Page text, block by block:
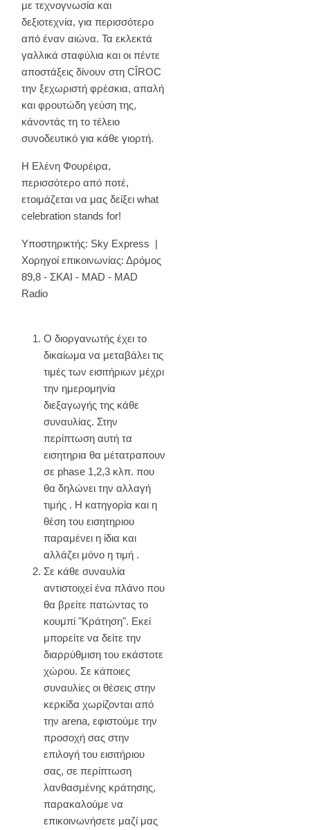
με τεχνογνωσία και
δεξιοτεχνία, για περισσότερο
από έναν αιώνα. Τα εκλεκτά
γαλλικά σταφύλια και οι πέντε
αποστάξεις δίνουν στη CÎROC
την ξεχωριστή φρέσκια, απαλή
και φρουτώδη γεύση της,
κάνοντάς τη το τέλειο
συνοδευτικό για κάθε γιορτή.
Η Ελένη Φουρέιρα,
περισσότερο από ποτέ,
ετοιμάζεται να μας δείξει what
celebration stands for!
Υποστηρικτής: Sky Express |
Χορηγοί επικοινωνίας: Δρόμος
89,8 - ΣΚΑΙ - MAD - MAD
Radio
Ο διοργανωτής έχει το
δικαίωμα να μεταβάλει τις
τιμές των εισιτήριων μέχρι
την ημερομηνία
διεξαγωγής της κάθε
συναυλίας. Στην
περίπτωση αυτή τα
εισητηρια θα μέτατραπουν
σε phase 1,2,3 κλπ. που
θα δηλώνει την αλλαγή
τιμής . Η κατηγορία και η
θέση του εισητηριου
παραμένει η ίδια και
αλλάζει μόνο η τιμή .
Σε κάθε συναυλία
αντιστοιχεί ένα πλάνο που
θα βρείτε πατώντας το
κουμπί "Κράτηση". Εκεί
μπορείτε να δείτε την
διαρρύθμιση του εκάστοτε
χώρου. Σε κάποιες
συναυλίες οι θέσεις στην
κερκίδα χωρίζονται από
την arena, εφιστούμε την
προσοχή σας στην
επιλογή του εισιτήριου
σας, σε περίπτωση
λανθασμένης κράτησης,
παρακαλούμε να
επικοινωνήσετε μαζί μας